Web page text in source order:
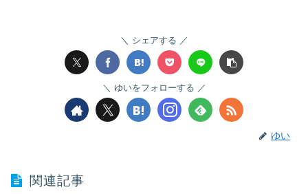
シェアする
ゆいをフォローする
ゆい
関連記事